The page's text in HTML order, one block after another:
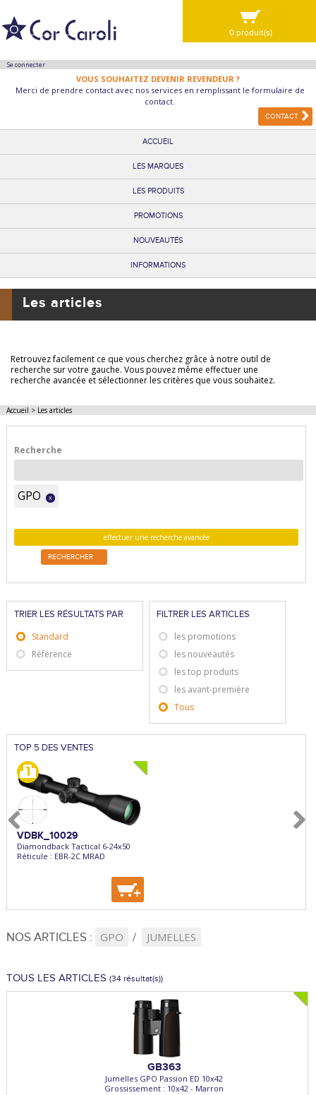
Se connecter
VOUS SOUHAITEZ DEVENIR REVENDEUR ?
Merci de prendre contact avec nos services en remplissant le formulaire de
contact.
CONTACT
ACCUEIL
LES MARQUES
LES PRODUITS
PROMOTIONS
NOUVEAUTÉS
INFORMATIONS
0 produit(s)
VOIR MA SÉLECTION
Les articles
Retrouvez facilement ce que vous cherchez grâce à notre outil de
recherche sur votre gauche. Vous pouvez même effectuer une
recherche avancée et sélectionner les critères que vous souhaitez.
Accueil > Les articles
Recherche
GPO x
effectuer une recherche avancée
RECHERCHER
TRIER LES RÉSULTATS PAR
Standard
Référence
FILTRER LES ARTICLES
les promotions
les nouveautés
les top produits
les avant-première
Tous
TOP 5 DES VENTES
VDBK_10029
Diamondback Tactical 6-24x50
Réticule : EBR-2C MRAD
+
NOS ARTICLES : GPO JUMELLES
TOUS LES ARTICLES (34 résultat(s))
GB363
Jumelles GPO Passion ED 10x42
Grossissement : 10x42 - Marron